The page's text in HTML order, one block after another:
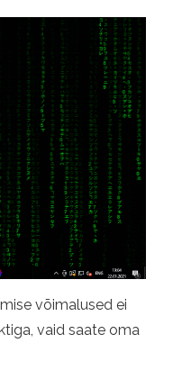
võimalused ei
vaid saate oma